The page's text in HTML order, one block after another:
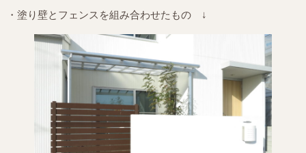
・塗り壁とフェンスを組み合わせたもの ↓